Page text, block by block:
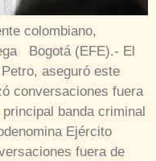
colombiano,
Bogotá (EFE).- El
aseguró este
conversaciones fuera
banda criminal
Ejército
fuera de